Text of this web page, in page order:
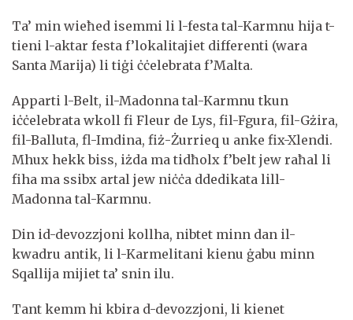
Ta’ min wieħed isemmi li l-festa tal-Karmnu hija t-
tieni l-aktar festa f’lokalitajiet differenti (wara
Santa Marija) li tiġi ċċelebrata f’Malta.
Apparti l-Belt, il-Madonna tal-Karmnu tkun
iċċelebrata wkoll fi Fleur de Lys, fil-Fgura, fil-Gżira,
fil-Balluta, fl-Imdina, fiż-Żurrieq u anke fix-Xlendi.
Mhux hekk biss, iżda ma tidħolx f’belt jew raħal li
fiha ma ssibx artal jew niċċa ddedikata lill-
Madonna tal-Karmnu.
Din id-devozzjoni kollha, nibtet minn dan il-
kwadru antik, li l-Karmelitani kienu ġabu minn
Sqallija mijiet ta’ snin ilu.
Tant kemm hi kbira d-devozzjoni, li kienet